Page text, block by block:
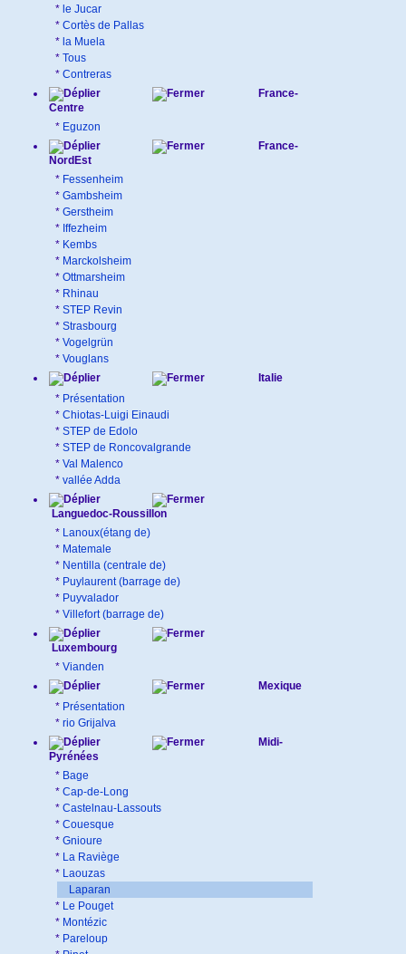
* le Jucar
* Cortès de Pallas
* la Muela
* Tous
* Contreras
France-
Centre
* Eguzon
France-
NordEst
* Fessenheim
* Gambsheim
* Gerstheim
* Iffezheim
* Kembs
* Marckolsheim
* Ottmarsheim
* Rhinau
* STEP Revin
* Strasbourg
* Vogelgrün
* Vouglans
Italie
* Présentation
* Chiotas-Luigi Einaudi
* STEP de Edolo
* STEP de Roncovalgrande
* Val Malenco
* vallée Adda
Languedoc-Roussillon
* Lanoux(étang de)
* Matemale
* Nentilla (centrale de)
* Puylaurent (barrage de)
* Puyvalador
* Villefort (barrage de)
Luxembourg
* Vianden
Mexique
* Présentation
* rio Grijalva
Midi-
Pyrénées
* Bage
* Cap-de-Long
* Castelnau-Lassouts
* Couesque
* Gnioure
* La Raviège
* Laouzas
Laparan
* Le Pouget
* Montézic
* Pareloup